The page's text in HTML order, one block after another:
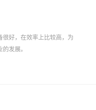
好，在效率上比较高，为
发展。